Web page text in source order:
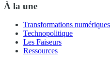
À la une
Transformations numériques
Technopolitique
Les Faiseurs
Ressources